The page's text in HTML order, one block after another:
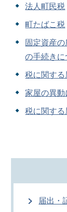
法人町民税
町たばこ税
固定資産
の手続きに
税に関す
家屋の異
税に関する
届出・